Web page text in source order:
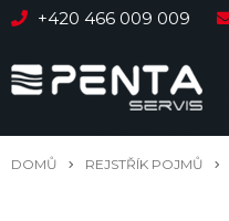
+420 466 009 009
DOMŮ REJSTŘÍK POJMŮ